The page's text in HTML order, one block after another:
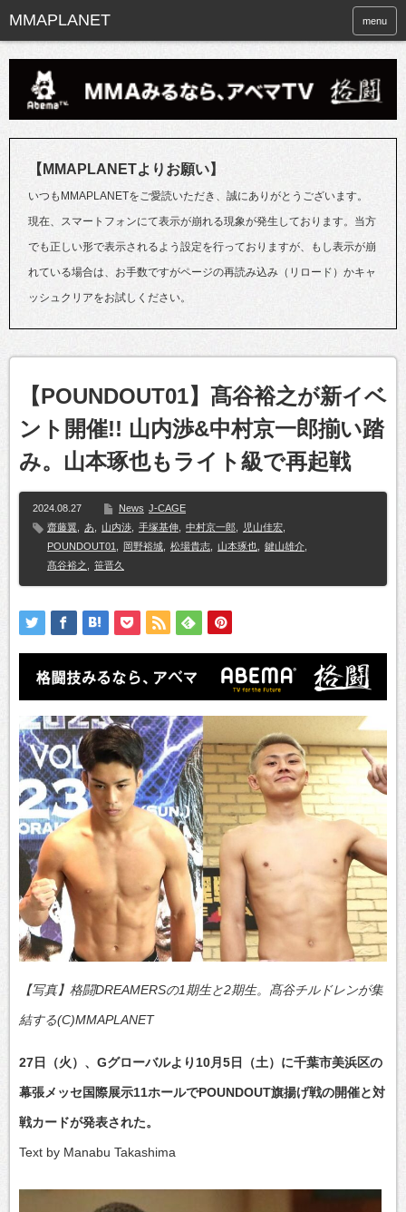
menu
【MMAPLANETよりお願い】
いつもMMAPLANETをご愛読いただき、誠にありがとうございます。
現在、スマートフォンにて表示が崩れる現象が発生しております。当方
でも正しい形で表示されるよう設定を行っておりますが、もし表示が崩
れている場合は、お手数ですがページの再読み込み（リロード）かキャ
ッシュクリアをお試しください。
【POUNDOUT01】髙谷裕之が新イベ
ント開催!! 山内渉&中村京一郎揃い踏
み。山本琢也もライト級で再起戦
2024.08.27 News J-CAGE
齋藤翼
あ 山内渉 手塚基伸 中村京一郎 児山佳宏
POUNDOUT01
岡野裕城 松場貴志 山本琢也 鍵山雄介
髙谷裕之
笹晋久
【写真】格闘DREAMERSの1期生と2期生。髙谷チルドレンが集
結する(C)MMAPLANET
27日（火）、Gグローバルより10月5日（土）に千葉市美浜区の
幕張メッセ国際展示11ホールでPOUNDOUT旗揚げ戦の開催と対
戦カードが発表された。
Text by Manabu Takashima